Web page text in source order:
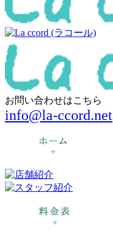
お問い合わせはこちら
info@la-ccord.net